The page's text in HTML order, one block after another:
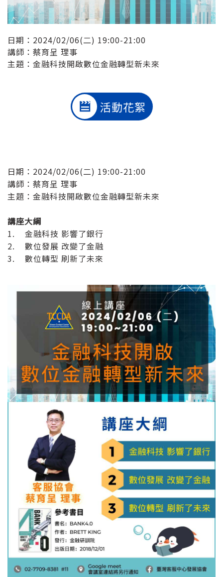
日期：2024/02/06(二) 19:00-21:00
講師：蔡育呈 理事
主題：金融科技開啟數位金融轉型新未來
活動花絮
日期：2024/02/06(二) 19:00-21:00
講師：蔡育呈 理事
主題：金融科技開啟數位金融轉型新未來
講座大綱
1. 金融科技 影響了銀行
2. 數位發展 改變了金融
3. 數位轉型 刷新了未來